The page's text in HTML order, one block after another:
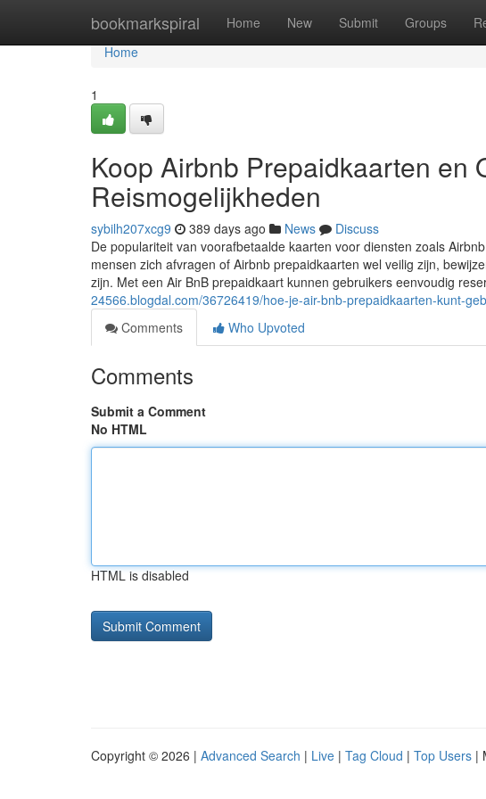
bookmarkspiral Home New Submit Groups
Home
Home
1
Koop Airbnb Prepaidkaarten en
Reismogelijkheden
sybilh207xcg9 389 days ago News
Discuss
De populariteit van voorafbetaalde kaarten voor diensten zoals
mensen zich afvragen of Airbnb prepaidkaarten wel veilig zijn,
zijn. Met een Air BnB prepaidkaart kunnen gebruikers eenvoudig
24566.blogdal.com/36726419/hoe-je-air-bnb-prepaidkaarten-kunt-
Comments
Who Upvoted
Comments
Submit a Comment
No HTML
HTML is disabled
Copyright © 2026 | Advanced Search | Live | Tag Cloud | Top Users |